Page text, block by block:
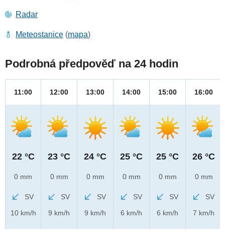
Radar
Meteostanice (mapa)
Podrobná předpověď na 24 hodin
11:00
22 °C
0 mm
SV
10 km/h
12:00
23 °C
0 mm
SV
9 km/h
13:00
24 °C
0 mm
SV
9 km/h
14:00
25 °C
0 mm
SV
6 km/h
15:00
25 °C
0 mm
SV
6 km/h
16:00
26 °C
0 mm
SV
7 km/h